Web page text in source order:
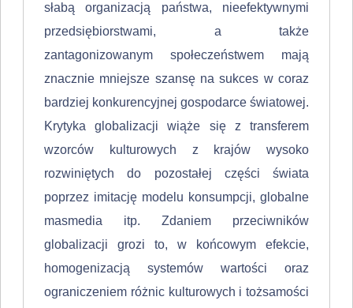
słabą organizacją państwa, nieefektywnymi
przed­siębiorstwami, a także
zantagonizowanym społeczeństwem mają
znacznie mniejsze szansę na sukces w coraz
bardziej konkurencyjnej gospodarce świa­towej.
Krytyka globalizacji wiąże się z transferem
wzorców kulturowych z krajów wysoko
rozwiniętych do pozostałej części świata
poprzez imitację modelu kon­sumpcji, globalne
masmedia itp. Zdaniem przeciwników
globalizacji grozi to, w końcowym efekcie,
homogenizacją systemów wartości oraz
ograniczeniem różnic kulturowych i tożsamości